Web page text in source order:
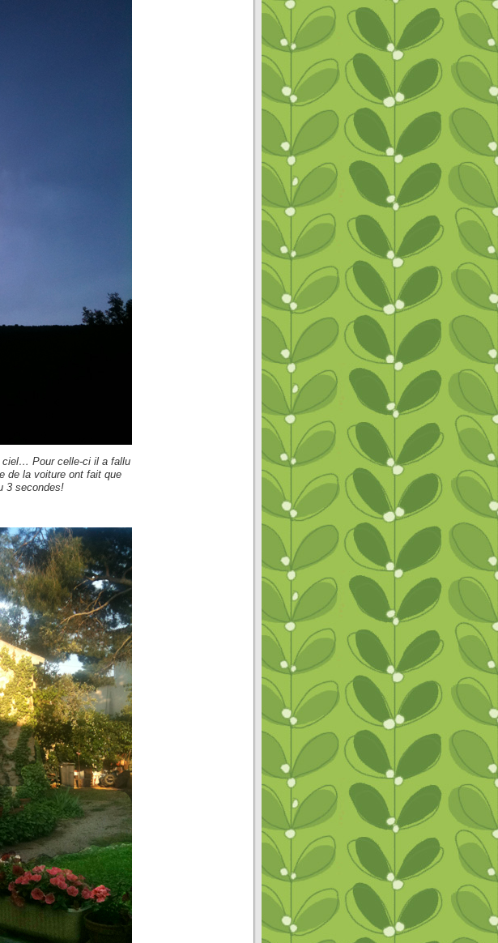
ciel… Pour celle-ci il a fallu
de la voiture ont fait que
3 secondes!